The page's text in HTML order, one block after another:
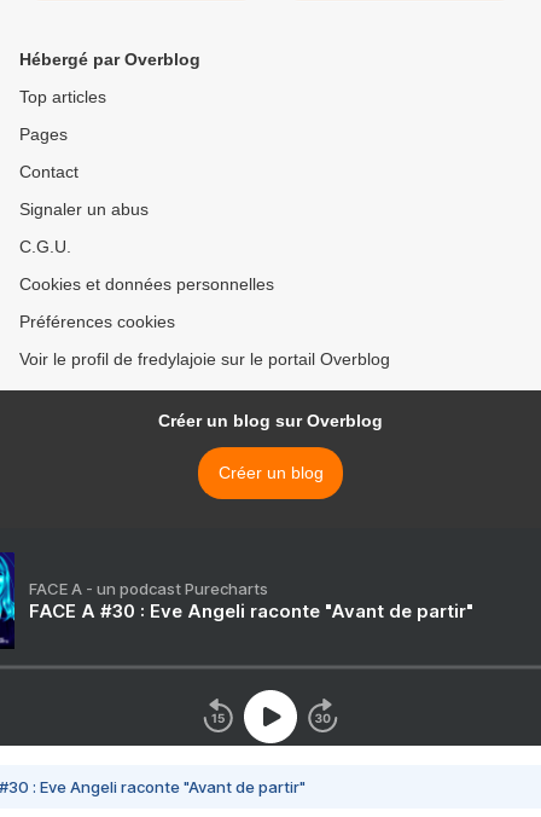
Hébergé par Overblog
Top articles
Pages
Contact
Signaler un abus
C.G.U.
Cookies et données personnelles
Préférences cookies
Voir le profil de fredylajoie sur le portail Overblog
Créer un blog sur Overblog
Créer un blog
FACE A - un podcast Purecharts
FACE A #30 : Eve Angeli raconte "Avant de partir"
#30 : Eve Angeli raconte "Avant de partir"